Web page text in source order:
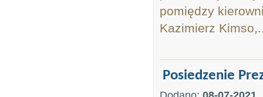
pomiędzy
Kazimierz
Posiedzenie